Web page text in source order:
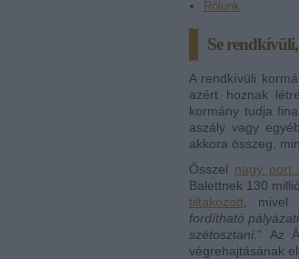
Rólunk
Se
A rendkívüli
azért hoznak
kormány tudja
aszály vagy
akkora összeg,
Ősszel nagy port
Balettnek 130
tiltakozott , mivel
fordítható
szétosztani. " Az
végrehajtásának